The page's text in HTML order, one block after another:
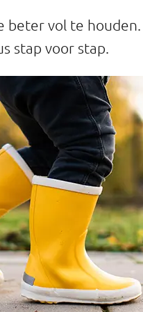
vol te houden.
stap voor stap.